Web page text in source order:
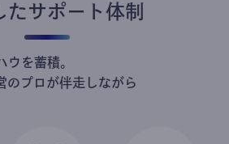
たサポート体制
ウを蓄積。
のプロが伴走しながら